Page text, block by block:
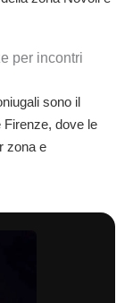
per incontri
sono il
dove le
zona e